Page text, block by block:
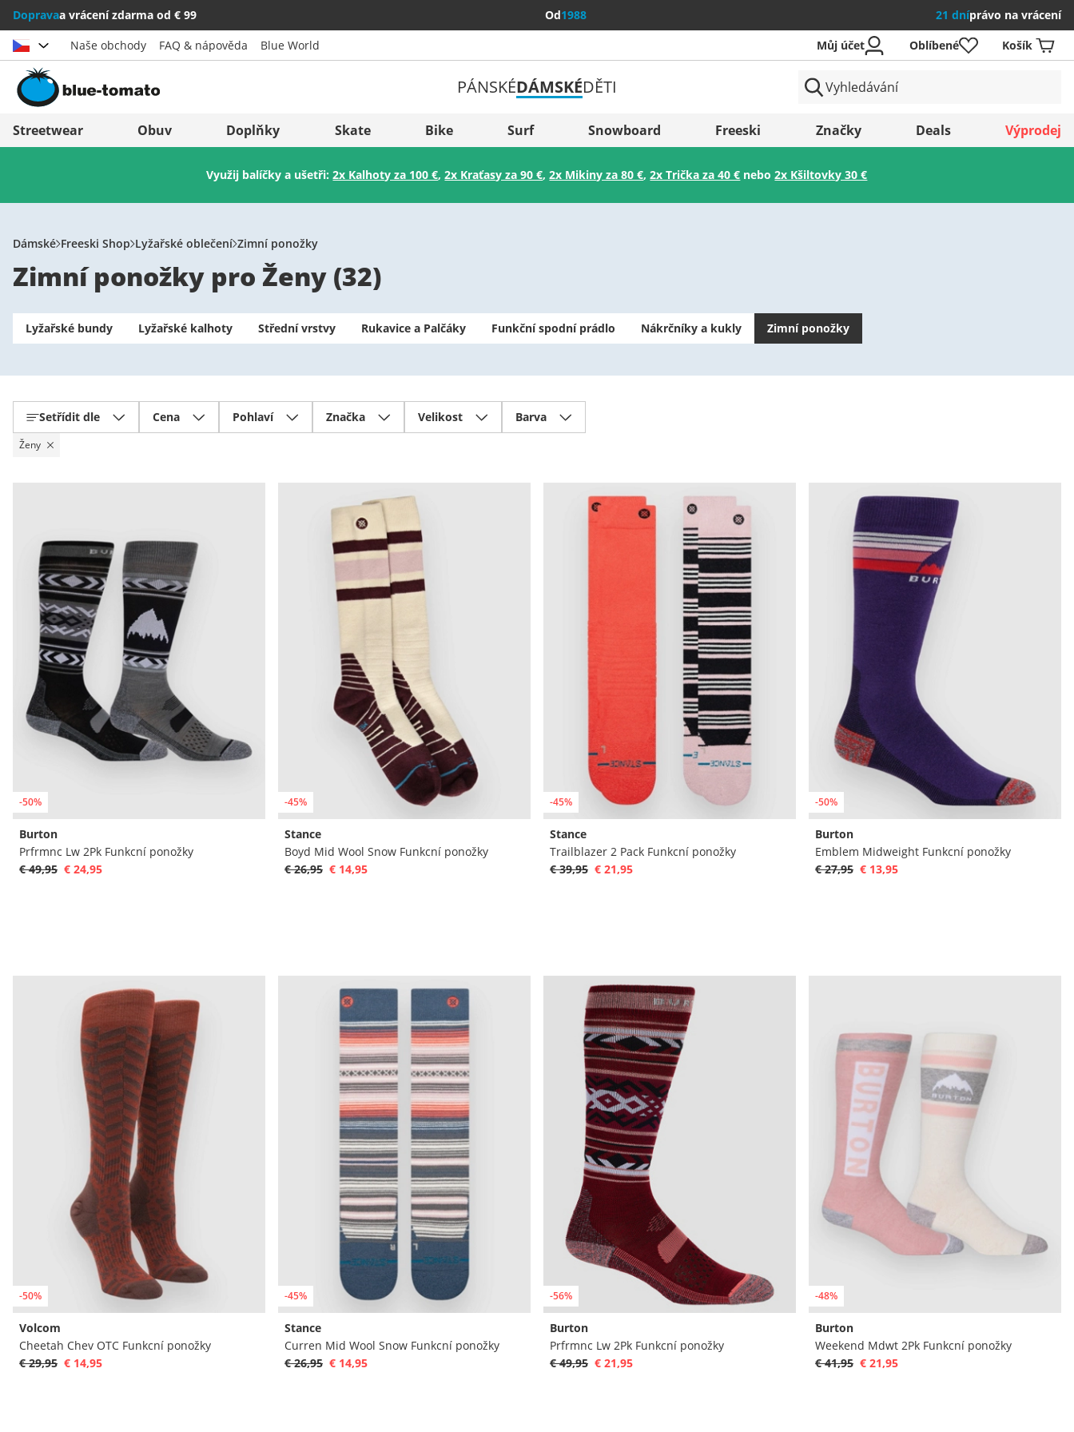
Dopravaa vrácení zdarma od € 99 Od1988 21 dníprávo na vrácení
Vybrat zemi
Österreich
Svizzera (Italiano)
France
Italia (Italiano)
Italien (Deutsch)
Suomi
United Kingdom
Slovenija
België (Nederlands)
Norge
Uložit
Naše obchody FAQ & nápověda Blue World Můj účet Oblíbené Košík
PÁNSKÉDÁMSKÉDĚTI
Streetwear Obuv Doplňky Skate Bike Surf Snowboard Freeski Značky Deals Výprodej
Využij balíčky a ušetři:2x Kalhoty za 100 €,2x Kraťasy za 90 €,2x Mikiny za 80 €,2x Trička za 40 € nebo2x Kšiltovky 30 €
Dámské Freeski Shop Lyžařské oblečení Zimní ponožky
Zimní ponožky pro Ženy (32)
Lyžařské bundy Lyžařské kalhoty Střední vrstvy Rukavice a Palčáky Funkční spodní prádlo Nákrčníky a kukly Zimní ponožky
Setřídit dle Cena Pohlaví Značka Velikost Barva
Ženy
-50%
Burton
Prfrmnc Lw 2Pk Funkcní ponožky
€ 49,95 € 24,95
-45%
Stance
Boyd Mid Wool Snow Funkcní ponožky
€ 26,95 € 14,95
-45%
Stance
Trailblazer 2 Pack Funkcní ponožky
€ 39,95 € 21,95
-50%
Burton
Emblem Midweight Funkcní ponožky
€ 27,95 € 13,95
-50%
Volcom
Cheetah Chev OTC Funkcní ponožky
€ 29,95 € 14,95
-45%
Stance
Curren Mid Wool Snow Funkcní ponožky
€ 26,95 € 14,95
-56%
Burton
Prfrmnc Lw 2Pk Funkcní ponožky
€ 49,95 € 21,95
-48%
Burton
Weekend Mdwt 2Pk Funkcní ponožky
€ 41,95 € 21,95